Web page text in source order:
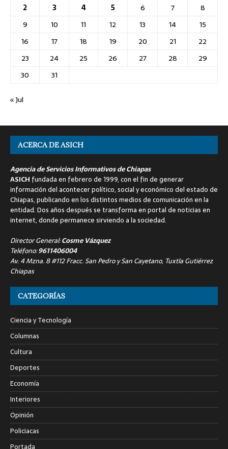
2
3 4 5 6 7
8
9
10 11 12 13 14
15
16
17 18 19 20 21
22
23
24 25 26 27 28
29
30
31
« Jul
ACERCA DE ASICH
Agencia de Servicios Informativos de Chiapas
ASICH fundada en febrero de 1999, con el fin de generar
información del acontecer político, social y económico del estado de
Chiapas, publicando en los distintos medios de comunicación en la
entidad. Dos años después se transforma en portal de noticias en
internet, donde permanece sirviendo a la sociedad.
Director General:Cosme Vázquez
Teléfono:9611406004
Av. 4 Mzna. 8 #112 Fracc. San Pedro y San Cayetano, Tuxtla Gutiérrez
Chiapas
CATEGORÍAS
Ciencia y Tecnología
Columnas
Cultura
Deportes
Economía
Interiores
Opinión
Policiacas
Portada